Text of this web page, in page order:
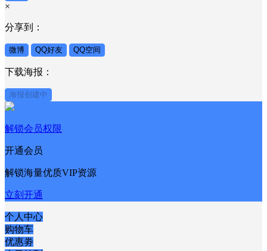
×
分享到：
微博 QQ好友 QQ空间
下载海报：
海报创建中
解锁会员权限
开通会员
解锁海量优质VIP资源
立刻开通
个人中心
购物车
优惠劵